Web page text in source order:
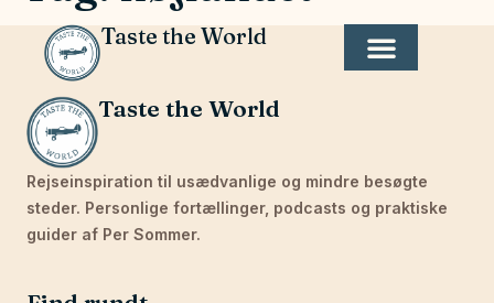
Taste the World
Taste the World
Rejseinspiration til usædvanlige og mindre besøgte
steder. Personlige fortællinger, podcasts og praktiske
guider af Per Sommer.